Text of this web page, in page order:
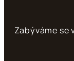
Zabýváme